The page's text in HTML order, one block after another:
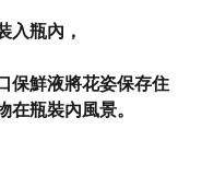
入瓶內，
保鮮液將花姿保存住
瓶裝內風景。